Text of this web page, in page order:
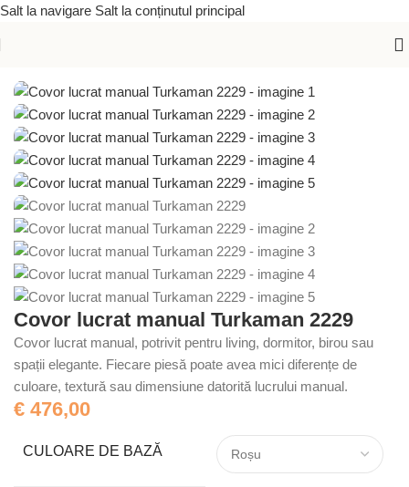
Salt la navigare Salt la conținutul principal
Covor lucrat manual Turkaman 2229
Covor lucrat manual, potrivit pentru living, dormitor, birou sau
spații elegante. Fiecare piesă poate avea mici diferențe de
culoare, textură sau dimensiune datorită lucrului manual.
€ 476,00
CULOARE DE BAZĂ